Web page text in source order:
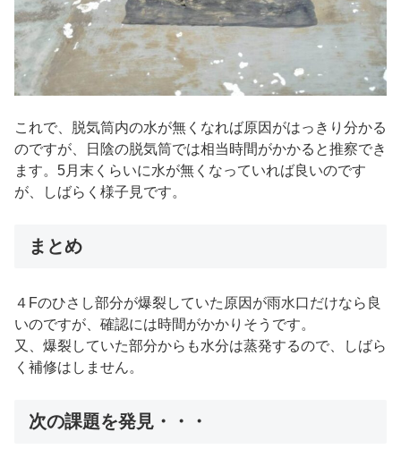
これで、脱気筒内の水が無くなれば原因がはっきり分かる
のですが、日陰の脱気筒では相当時間がかかると推察でき
ます。5月末くらいに水が無くなっていれば良いのです
が、しばらく様子見です。
まとめ
４Fのひさし部分が爆裂していた原因が雨水口だけなら良
いのですが、確認には時間がかかりそうです。
又、爆裂していた部分からも水分は蒸発するので、しばら
く補修はしません。
次の課題を発見・・・